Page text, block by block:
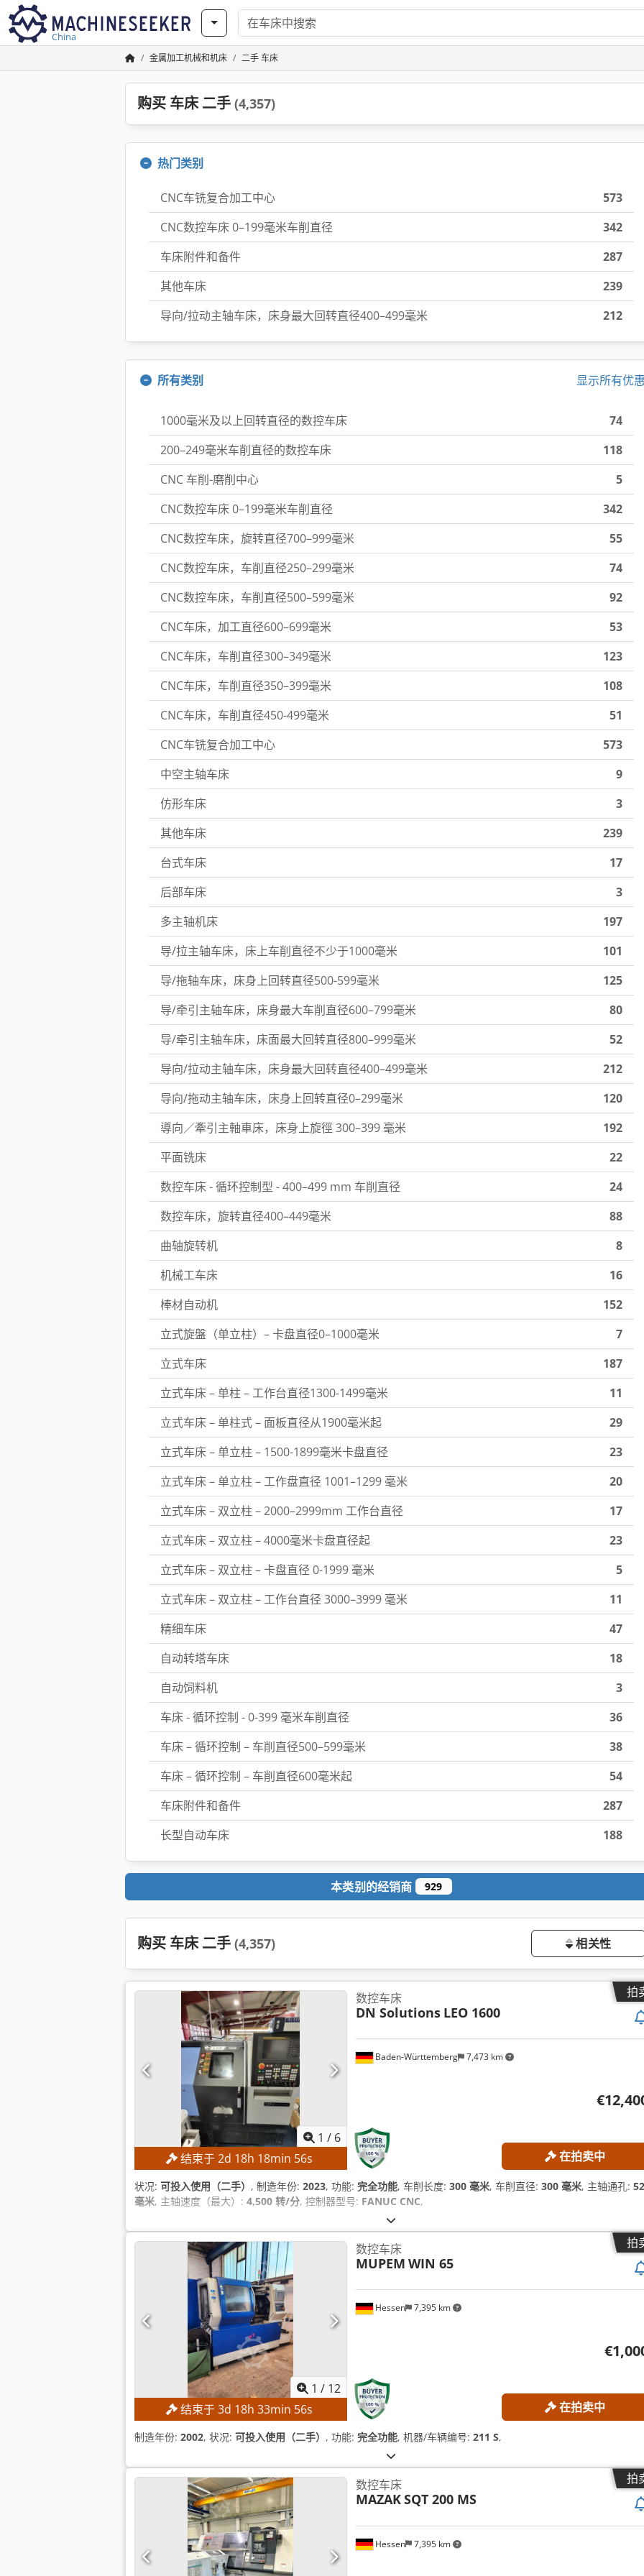
China
金属加工机械和机床 二手 车床
购买 车床 二手 (4,357)
热门类别
CNC车铣复合加工中心
573
CNC数控车床 0–199毫米车削直径
342
车床附件和备件
287
其他车床
239
导向/拉动主轴车床，床身最大回转直径400–499毫米
212
所有类别 显示所有优
1000毫米及以上回转直径的数控车床
74
200–249毫米车削直径的数控车床
118
CNC 车削-磨削中心
5
CNC数控车床 0–199毫米车削直径
342
CNC数控车床，旋转直径700–999毫米
55
CNC数控车床，车削直径250–299毫米
74
CNC数控车床，车削直径500–599毫米
92
CNC车床，加工直径600–699毫米
53
CNC车床，车削直径300–349毫米
123
CNC车床，车削直径350–399毫米
108
CNC车床，车削直径450-499毫米
51
CNC车铣复合加工中心
573
中空主轴车床
9
仿形车床
3
其他车床
239
台式车床
17
后部车床
3
多主轴机床
197
导/拉主轴车床，床上车削直径不少于1000毫米
101
导/拖轴车床，床身上回转直径500-599毫米
125
导/牵引主轴车床，床身最大车削直径600–799毫米
80
导/牵引主轴车床，床面最大回转直径800–999毫米
52
导向/拉动主轴车床，床身最大回转直径400–499毫米
212
导向/拖动主轴车床，床身上回转直径0–299毫米
120
導向／牽引主軸車床，床身上旋徑 300–399 毫米
192
平面铣床
22
数控车床 - 循环控制型 - 400–499 mm 车削直径
24
数控车床，旋转直径400–449毫米
88
曲轴旋转机
8
机械工车床
16
棒材自动机
152
立式旋盤（单立柱）– 卡盘直径0–1000毫米
7
立式车床
187
立式车床 – 单柱 – 工作台直径1300-1499毫米
11
立式车床 – 单柱式 – 面板直径从1900毫米起
29
立式车床 – 单立柱 – 1500-1899毫米卡盘直径
23
立式车床 – 单立柱 – 工作盘直径 1001–1299 毫米
20
立式车床 – 双立柱 – 2000–2999mm 工作台直径
17
立式车床 – 双立柱 – 4000毫米卡盘直径起
23
立式车床 – 双立柱 – 卡盘直径 0-1999 毫米
5
立式车床 – 双立柱 – 工作台直径 3000–3999 毫米
11
精细车床
47
自动转塔车床
18
自动饲料机
3
车床 - 循环控制 - 0-399 毫米车削直径
36
车床 – 循环控制 – 车削直径500–599毫米
38
车床 – 循环控制 – 车削直径600毫米起
54
车床附件和备件
287
长型自动车床
188
本类别的经销商 929
购买 车床 二手 (4,357) 相关性
拍
1 / 6
结束于2d 18h 18min 55s
Baden-Württemberg 7,473 km
数控车床
DN Solutions LEO 1600
在拍卖中
状况: 可投入使用（二手） , 制造年份: 2023, 功能: 完全功能, 车削长度: 300 毫米, 车削直径: 300 毫米, 主轴通孔: 52
毫米, 主轴速度（最大）: 4,500 转/分, 控制器型号: FANUC CNC,
拍
1 / 12
结束于3d 18h 33min 55s
Hessen 7,395 km
数控车床
MUPEM WIN 65
在拍卖中
制造年份: 2002, 状况: 可投入使用（二手） , 功能: 完全功能, 机器/车辆编号: 211 S,
拍
Hessen 7,395 km
数控车床
MAZAKSQT 200 MS